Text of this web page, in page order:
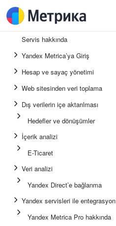
Servis hakkında
Yandex Metrica’ya Giriş
Hesap ve sayaç yönetimi
Web sitesinden veri toplama
Dış verilerin içe aktarılması
Hedefler ve dönüşümler
İçerik analizi
E-Ticaret
Veri analizi
Yandex Direct’e bağlanma
Yandex servisleri ile entegrasyon
Yandex Metrica Pro hakkında